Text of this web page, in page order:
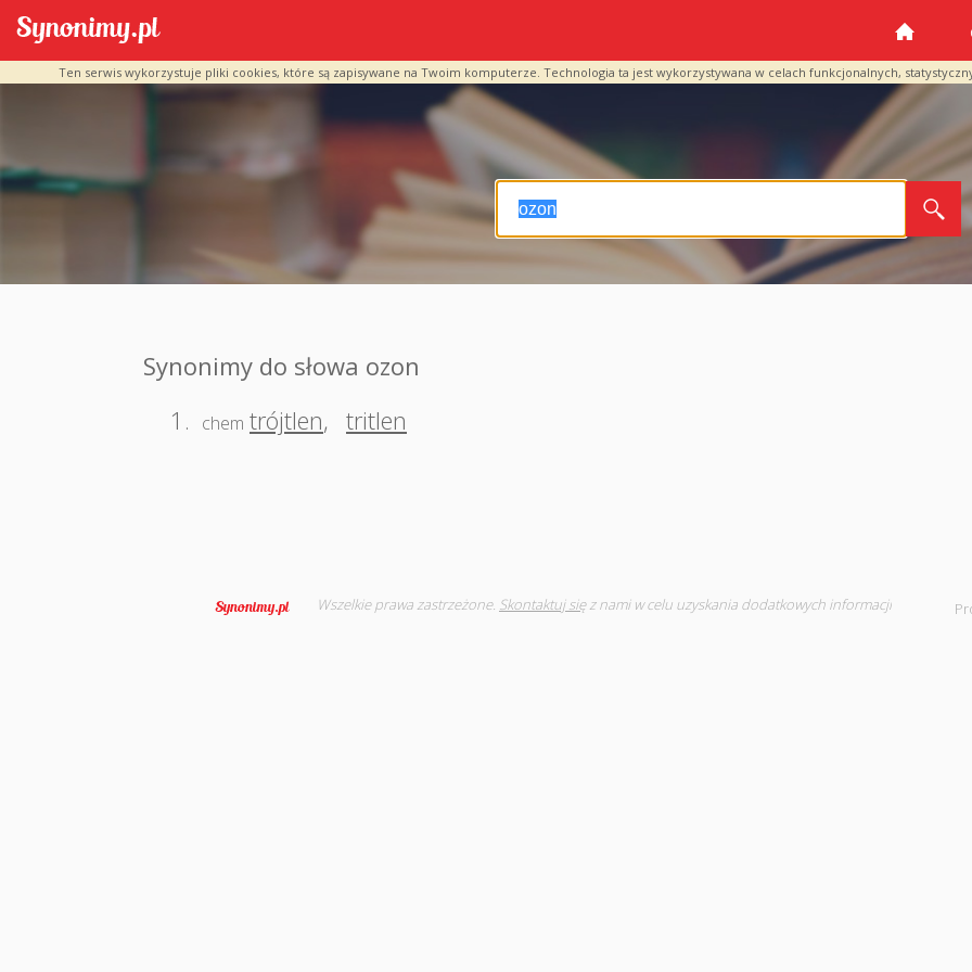
Ten serwis wykorzystuje pliki cookies, które są zapisywane na Twoim komputerze. Technologia ta jest wykorzystywana w celach funkcjonalnych,
Synonimy do słowa ozon
1.
chem trójtlen, tritlen
Wszelkie prawa zastrzeżone. Skontaktuj sięz nami w celu uzyskania dodatkowych informacji